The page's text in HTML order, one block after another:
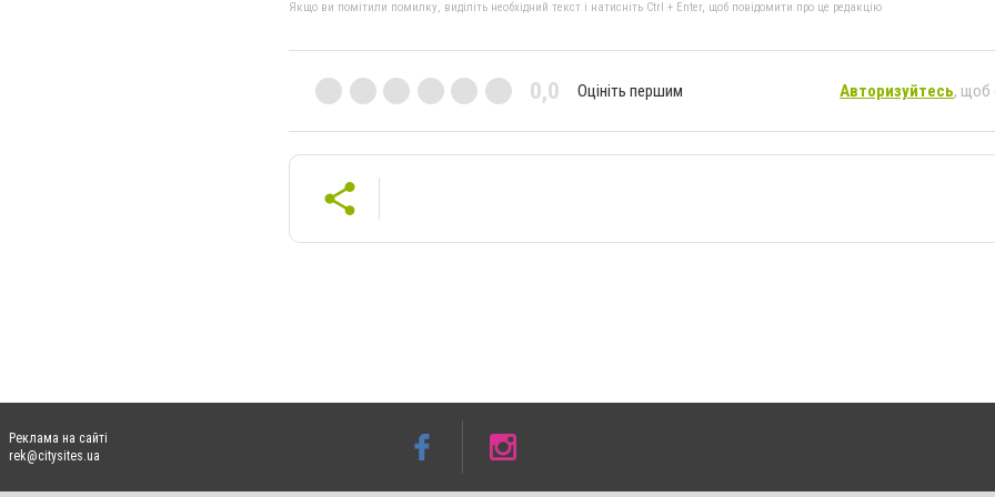
Якщо ви помітили помилку, виділіть необхідний текст і натисніть Ctrl + Enter, щоб повідомити про це редакцію
0,0 Оцініть першим Авторизуйтесь, щоб
Реклама на сайті
rek@citysites.ua